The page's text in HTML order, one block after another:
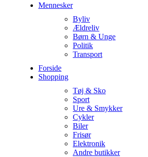
Mennesker
Byliv
Ældreliv
Børn & Unge
Politik
Transport
Forside
Shopping
Tøj & Sko
Sport
Ure & Smykker
Cykler
Biler
Frisør
Elektronik
Andre butikker